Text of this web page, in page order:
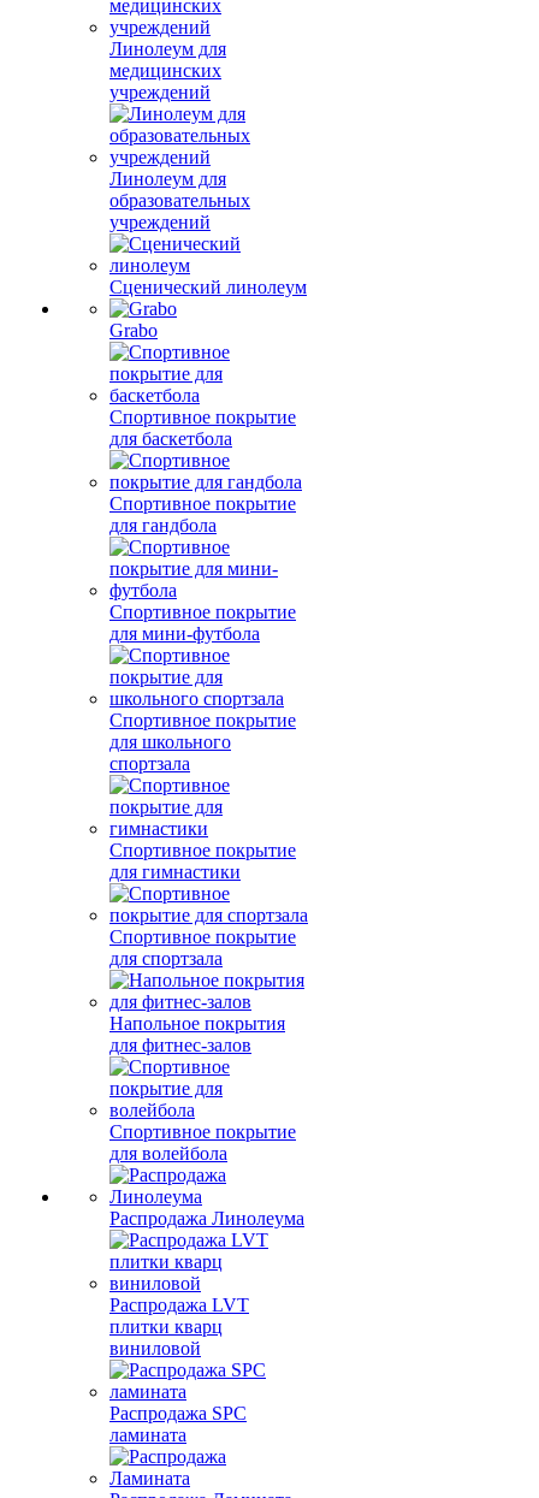
Линолеум для
медицинских
учреждений
Линолеум для
образовательных
учреждений
Сценический линолеум
Grabo
Спортивное покрытие
для баскетбола
Спортивное покрытие
для гандбола
Спортивное покрытие
для мини-футбола
Спортивное покрытие
для школьного
спортзала
Спортивное покрытие
для гимнастики
Спортивное покрытие
для спортзала
Напольное покрытия
для фитнес-залов
Спортивное покрытие
для волейбола
Распродажа Линолеума
Распродажа LVT
плитки кварц
виниловой
Распродажа SPC
ламината